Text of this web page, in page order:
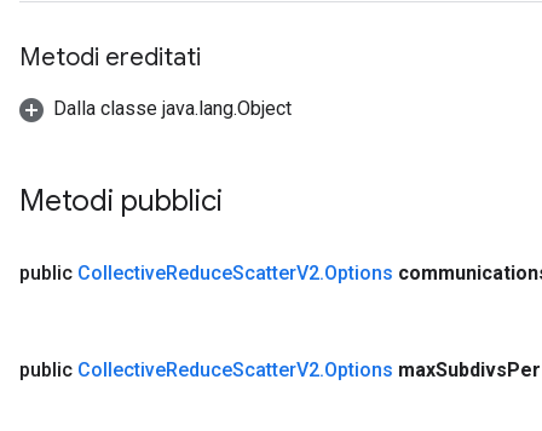
Metodi ereditati
Dalla classe java.lang.Object
Metodi pubblici
public CollectiveReduceScatterV2.Options
public CollectiveReduceScatterV2.Options maxSubdivsPer